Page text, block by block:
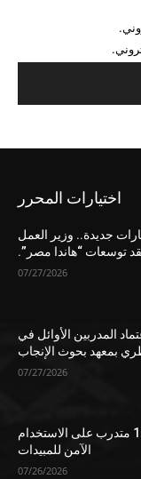
اختيارات المحرر
جديدة.. وزير العمل
توسعات “هاندا مصر”.
07/27/2026
المدربين الأوائل في
بمعهد بحوث الإنجاب
07/27/2026
الزراعة: تأهيل 1600 متدرب على الاستخدام
الآمن للمبيدات
07/26/2026